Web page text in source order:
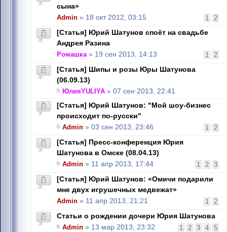
сына»
1 2
Admin » 18 окт 2012, 03:15
[Статья] Юрий Шатунов споёт на свадьбе
Андрея Разина
1 2
Ромашка» 19 сен 2013, 14:13
[Статья] Шипы и розы Юры Шатунова
(06.09.13)
ЮлияYULIYA » 07 сен 2013, 22:41
[Статья] Юрий Шатунов: "Мой шоу-бизнес
происходит по-русски"
1 2
Admin » 03 сен 2013, 23:46
[Статья] Пресс-конференция Юрия
Шатунова в Омске (08.04.13)
1 2 3
Admin » 11 апр 2013, 17:44
[Статья] Юрий Шатунов: «Омичи подарили
мне двух игрушечных медвежат»
1 2
Admin » 11 апр 2013, 21:21
Статьи о рождении дочери Юрия Шатунова
1 2 3 4 5
Admin » 13 мар 2013, 23:32